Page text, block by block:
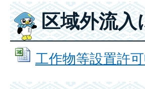
区域外流入
工作物等設置許